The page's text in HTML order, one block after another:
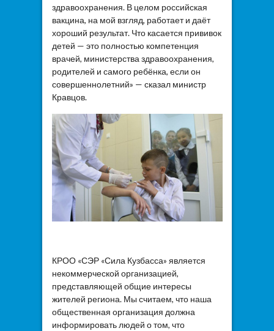
здравоохранения. В целом российская
вакцина, на мой взгляд, работает и даёт
хороший результат. Что касается прививок
детей — это полностью компетенция
врачей, министерства здравоохранения,
родителей и самого ребёнка, если он
совершеннолетний» — сказал министр
Кравцов.
КРОО «СЭР «Сила Кузбасса» является
некоммерческой организацией,
представляющей общие интересы
жителей региона. Мы считаем, что наша
общественная организация должна
информировать людей о том, что